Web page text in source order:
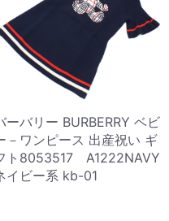
ーバリー BURBERRY ベビ
－ワンピース 出産祝い ギ
ト8053517 A1222NAVY
イビー系 kb-01